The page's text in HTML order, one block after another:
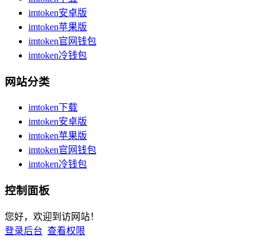
imtoken安卓版
imtoken苹果版
imtoken官网钱包
imtoken冷钱包
网站分类
imtoken下载
imtoken安卓版
imtoken苹果版
imtoken官网钱包
imtoken冷钱包
控制面板
您好，欢迎到访网站！
登录后台 查看权限